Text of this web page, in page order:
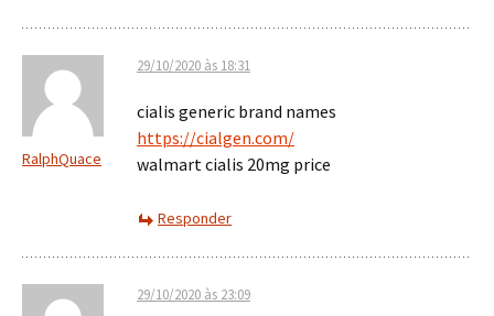
RalphQuace
29/10/2020 às 18:31
cialis generic brand names
https://cialgen.com/
walmart cialis 20mg price
Responder
29/10/2020 às 23:09